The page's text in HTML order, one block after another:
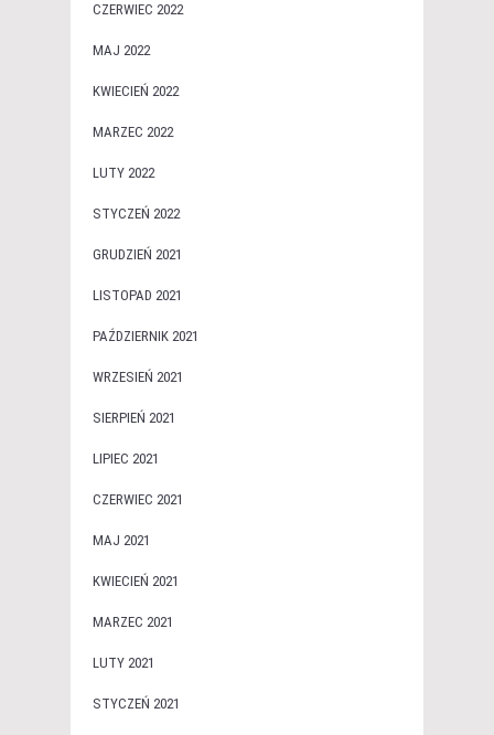
CZERWIEC 2022
MAJ 2022
KWIECIEŃ 2022
MARZEC 2022
LUTY 2022
STYCZEŃ 2022
GRUDZIEŃ 2021
LISTOPAD 2021
PAŹDZIERNIK 2021
WRZESIEŃ 2021
SIERPIEŃ 2021
LIPIEC 2021
CZERWIEC 2021
MAJ 2021
KWIECIEŃ 2021
MARZEC 2021
LUTY 2021
STYCZEŃ 2021